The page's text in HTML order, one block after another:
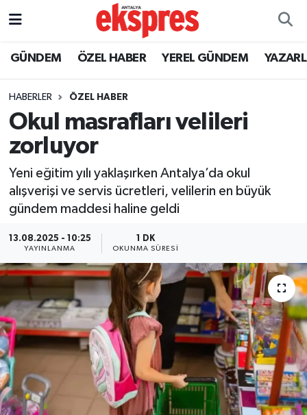
GÜNDEM ÖZEL HABER YEREL GÜNDEM
HABERLER ÖZEL HABER
Okul masrafları velileri
zorluyor
Yeni eğitim yılı yaklaşırken Antalya’da okul
alışverişi ve servis ücretleri, velilerin en büyük
gündem maddesi haline geldi
13.08.2025 - 10:25
YAYINLANMA
1 DK
OKUNMA SÜRESI
ÖZEL HABER
YEREL GÜNDEM
EKONOMİ
KÜLTÜR - SANAT
SİYASET
SAĞLIK
DÜNYA
TURİZM
Nöbetçi Eczaneler
Trafik Durumu
Süper Lig Puan Durumu ve Fikstür
Tüm Manşetler
Haber Arşivi